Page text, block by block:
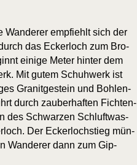
Wan­de­rer emp­fiehlt sich der
das Ecker­loch zum Bro­
eini­ge Meter hin­ter dem
Mit gutem Schuh­werk ist
Gra­nit­ge­stein und Boh­len­
durch zau­ber­haf­ten Fich­ten­
des Schwar­zen Schluft­was­
Der Ecker­lochstieg mün­
Wan­de­rer dann zum Gip­